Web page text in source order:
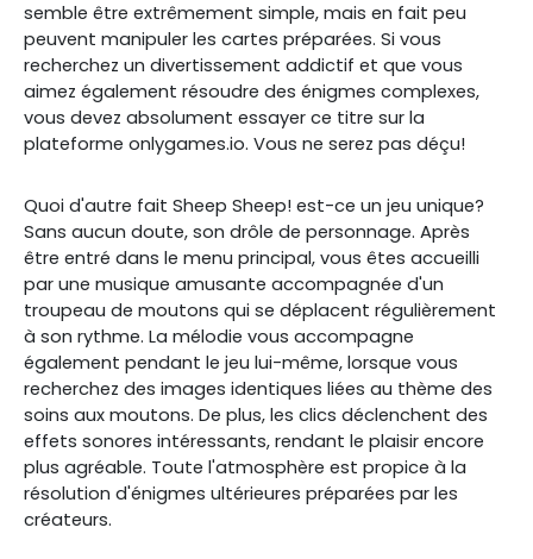
semble être extrêmement simple, mais en fait peu
peuvent manipuler les cartes préparées. Si vous
recherchez un divertissement addictif et que vous
aimez également résoudre des énigmes complexes,
vous devez absolument essayer ce titre sur la
plateforme onlygames.io. Vous ne serez pas déçu!
Quoi d'autre fait Sheep Sheep! est-ce un jeu unique?
Sans aucun doute, son drôle de personnage. Après
être entré dans le menu principal, vous êtes accueilli
par une musique amusante accompagnée d'un
troupeau de moutons qui se déplacent régulièrement
à son rythme. La mélodie vous accompagne
également pendant le jeu lui-même, lorsque vous
recherchez des images identiques liées au thème des
soins aux moutons. De plus, les clics déclenchent des
effets sonores intéressants, rendant le plaisir encore
plus agréable. Toute l'atmosphère est propice à la
résolution d'énigmes ultérieures préparées par les
créateurs.